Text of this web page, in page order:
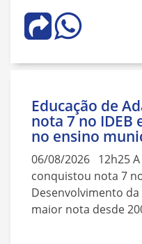
Educação de
nota 7 no IDEB
no ensino
06/08/2026 12h25
conquistou nota 7
Desenvolvimento da
maior nota desde